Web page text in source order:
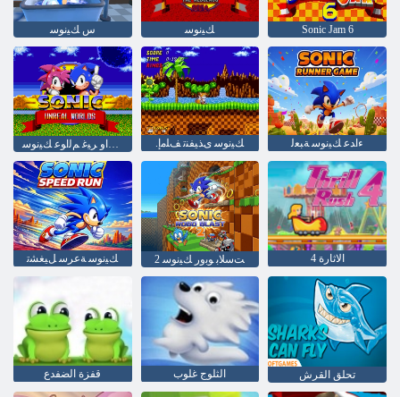
ﺱ ﻚﻴﻧﻮﺳ ﻚﻴﻧﻮﺳ Sonic Jam 6
ﺔﻴﻌﻗﺍﻭ ﺮﻴﻏ ﻢﻟﺍﻮﻋ ﻚﻴﻧﻮﺳ .ﻚﻴﻧﻮﺳ ﻯﺬﻴﻔﻨﺗ ﻒﻠﻣﺇ ءﺍﺪﻋ ﻚﻴﻧﻮﺳ ﺔﺒﻌﻟ
ﻚﻴﻧﻮﺳ ﺔﻋﺮﺳ ﻞﻴﻐﺸﺗ 2 ﺖﺳﻼ ﺑ ﻮﺑﻭﺭ ﻚﻴﻧﻮﺳ الاثارة 4
قفزة الضفدع الثلوج غلوب تحلق القرش